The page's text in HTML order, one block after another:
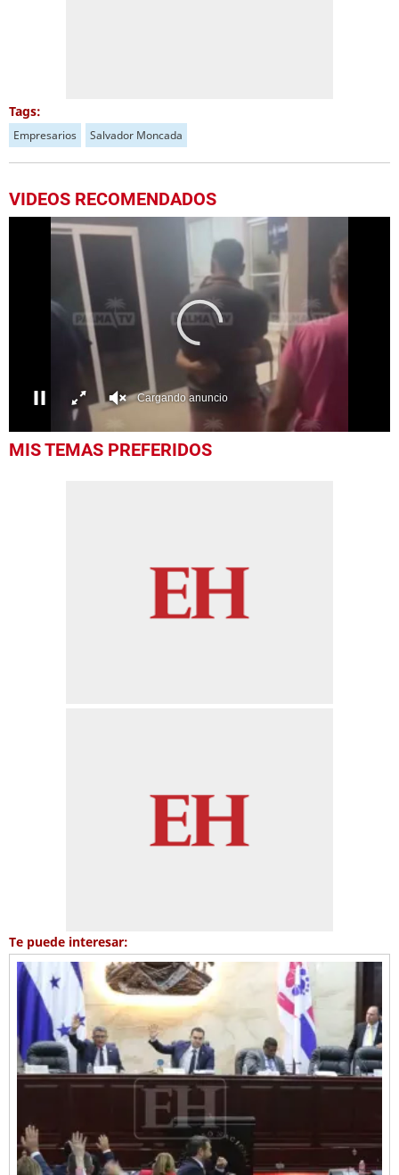
Tags:
Empresarios Salvador Moncada
VIDEOS RECOMENDADOS
seconds
MIS TEMAS PREFERIDOS
Te puede interesar: